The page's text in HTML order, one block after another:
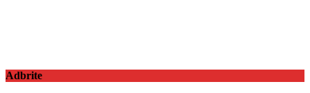
Adbrite